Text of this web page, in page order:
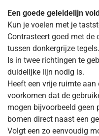
Een goede geleidelijn
Kun je voelen met je
Contrasteert goed met
tussen donkergrijze tegels.
Is in twee richtingen te
duidelijke lijn nodig is.
Heeft een vrije ruimte
voorkomen dat de
mogen bijvoorbeeld
bomen direct naast een
Volgt een zo eenvoudig